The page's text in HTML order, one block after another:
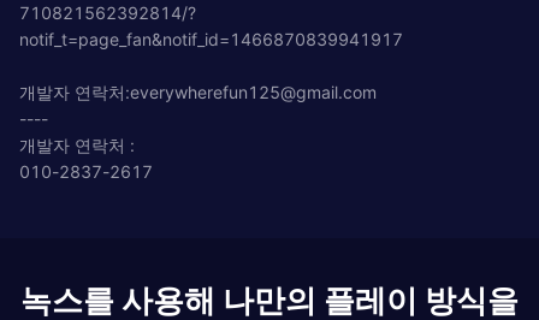
710821562392814/?
notif_t=page_fan&notif_id=1466870839941917
개발자 연락처:everywherefun125@gmail.com
----
개발자 연락처 :
010-2837-2617
녹스를 사용해 나만의 플레이 방식을